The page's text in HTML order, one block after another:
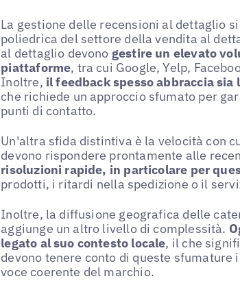
La gestione delle recensioni al dettaglio
poliedrica del settore della vendita al
al dettaglio devono gestire un elevato
piattaforme, tra cui Google, Yelp,
Inoltre, il feedback spesso abbraccia
che richiede un approccio sfumato per
punti di contatto.
Un'altra sfida distintiva è la velocità con
devono rispondere prontamente alle
risoluzioni rapide, in particolare per
prodotti, i ritardi nella spedizione o il
Inoltre, la diffusione geografica delle
aggiunge un altro livello di complessità.
legato al suo contesto locale, il che
devono tenere conto di queste
voce coerente del marchio.